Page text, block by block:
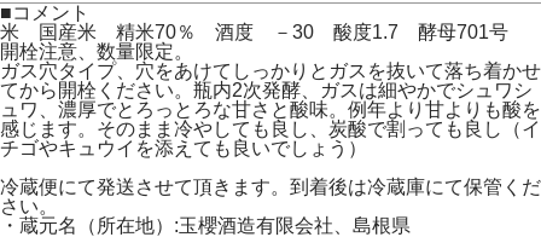
■コメント
米 国産米 精米70％ 酒度 －30 酸度1.7 酵母701号
開栓注意、数量限定。
ガス穴タイプ、穴をあけてしっかりとガスを抜いて落ち着かせ
てから開栓ください。瓶内2次発酵、ガスは細やかでシュワシ
ュワ、濃厚でとろっとろな甘さと酸味。例年より甘よりも酸を
感じます。そのまま冷やしても良し、炭酸で割っても良し（イ
チゴやキュウイを添えても良いでしょう）
冷蔵便にて発送させて頂きます。到着後は冷蔵庫にて保管くだ
さい。
・蔵元名（所在地）:玉櫻酒造有限会社、島根県